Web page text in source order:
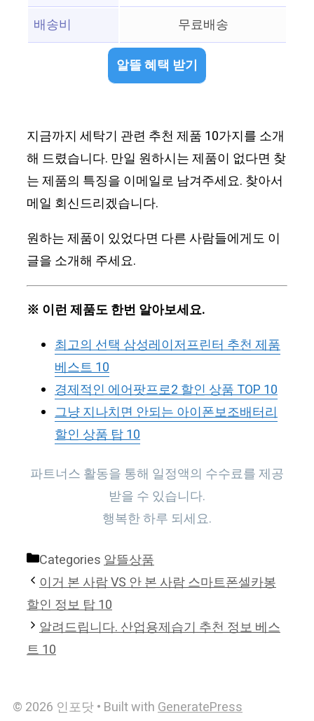
배송비
무료배송
알뜰 혜택 받기
지금까지 세탁기 관련 추천 제품 10가지를 소개
해 드렸습니다. 만일 원하시는 제품이 없다면 찾
는 제품의 특징을 이메일로 남겨주세요. 찾아서
메일 회신드리겠습니다.
원하는 제품이 있었다면 다른 사람들에게도 이
글을 소개해 주세요.
※ 이런 제품도 한번 알아보세요.
최고의 선택 삼성레이저프린터 추천 제품
베스트 10
경제적인 에어팟프로2 할인 상품 TOP 10
그냥 지나치면 안되는 아이폰보조배터리
할인 상품 탑 10
파트너스 활동을 통해 일정액의 수수료를 제공
받을 수 있습니다.
행복한 하루 되세요.
Categories알뜰상품
이거 본 사람 VS 안 본 사람 스마트폰셀카봉
할인 정보 탑 10
알려드립니다. 산업용제습기 추천 정보 베스
트 10
© 2026 인포닷• Built withGeneratePress